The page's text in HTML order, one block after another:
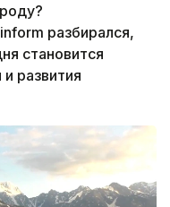
разбирался,
становится
развития